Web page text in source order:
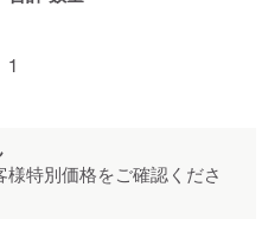
1
様特別価格をご確認くださ